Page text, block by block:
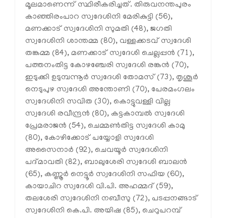
മൂലമാണെന്ന് സ്ഥിരീകരിച്ചത്. തിരുവനന്തപുരം
കാഞ്ഞിരംപാറ സ്വദേശിനി മേരികുട്ടി (56),
മണക്കാട് സ്വദേശിനി സുമതി (48), ജഗതി
സ്വദേശിനി ശാന്തമ്മ (80), വള്ളക്കടവ് സ്വദേശി
തങ്കമ്മ (84), മണക്കാട് സ്വദേശി ചെല്ലപ്പന്‍ (71),
പത്തനംതിട്ട കോഴഞ്ചേരി സ്വദേശി രങ്കന്‍ (70),
ഇടുക്കി ഉടുമ്പന്നൂര്‍ സ്വദേശി തോമസ് (73), തൃശൂര്‍
നെടുപുഴ സ്വദേശി അന്തോണി (70), പേരമംഗലം
സ്വദേശിനി സവിത (30), കൊട്ടുവള്ളി വില്ല
സ്വദേശി രവീന്ദ്രന്‍ (80), കട്ടകാമ്പല്‍ സ്വദേശി
പ്രേമരാജന്‍ (54), ചെമ്മണ്‍തിട്ട സ്വദേശി കാമു
(80), കോഴിക്കോട് പയ്യോളി സ്വദേശി
അസൈനാര്‍ (92), ചെവയൂര്‍ സ്വദേശിനി
പദ്മാവതി (82), ബാലുശേരി സ്വദേശി ബാലന്‍
(65), കണ്ണൂര്‍ നെട്ടൂര്‍ സ്വദേശിനി സഫിയ (60),
കായാചിറ സ്വദേശി വി.പി. അഹമ്മദ് (59),
തലശേരി സ്വദേശിനി നബീസു (72), പടപ്പനങ്ങാട്
സ്വദേശിനി കെ.പി. അയിഷ (85), ചെറുപറമ്പ്